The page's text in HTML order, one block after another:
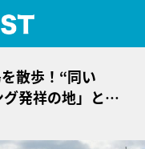
散歩！“同い
発祥の地」と言